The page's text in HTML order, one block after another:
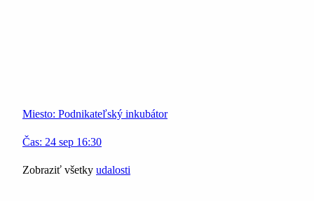
Miesto: Podnikateľský inkubátor
Čas: 24 sep 16:30
Zobraziť všetky udalosti